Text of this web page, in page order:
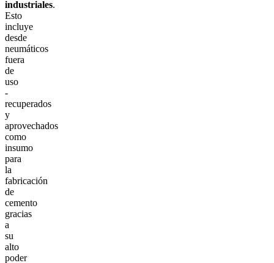
industriales.
Esto
incluye
desde
neumáticos
fuera
de
uso
-
recuperados
y
aprovechados
como
insumo
para
la
fabricación
de
cemento
gracias
a
su
alto
poder